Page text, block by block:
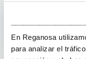
En Reganosa
para analizar el
10 de diciembre de